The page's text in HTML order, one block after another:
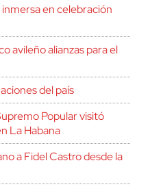
en celebración
avileño alianzas para el
del país
Popular visitó
La Habana
a Fidel Castro desde la